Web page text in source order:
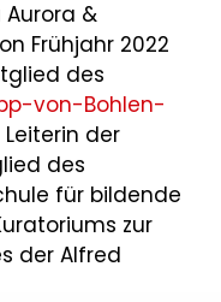
&
Frühjahr 2022
des
von-Bohlen-
der
des
für bildende
zur
der Alfred